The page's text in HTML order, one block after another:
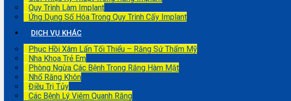
Quy Trình Làm Implant
Ứng Dụng Số Hóa Trong Quy Trình Cấy Implant
DỊCH VỤ KHÁC
Phục Hồi Xâm Lấn Tối Thiểu – Răng Sứ Thẩm Mỹ
Nha Khoa Trẻ Em
Phòng Ngừa Các Bệnh Trong Răng Hàm Mặt
Nhổ Răng Khôn
Điều Trị Tủy
Các Bệnh Lý Viêm Quanh Răng